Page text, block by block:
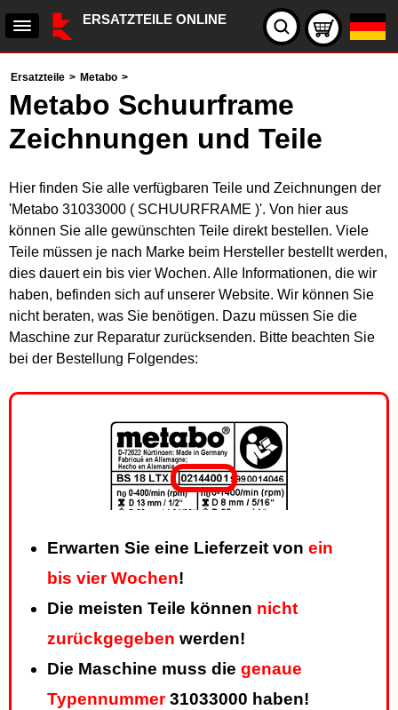
ERSATZTEILE ONLINE
Ersatzteile > Metabo >
Metabo Schuurframe
Zeichnungen und Teile
Hier finden Sie alle verfügbaren Teile und Zeichnungen der
'Metabo 31033000 ( SCHUURFRAME )'. Von hier aus
können Sie alle gewünschten Teile direkt bestellen. Viele
Teile müssen je nach Marke beim Hersteller bestellt werden,
dies dauert ein bis vier Wochen. Alle Informationen, die wir
haben, befinden sich auf unserer Website. Wir können Sie
nicht beraten, was Sie benötigen. Dazu müssen Sie die
Maschine zur Reparatur zurücksenden. Bitte beachten Sie
bei der Bestellung Folgendes:
Erwarten Sie eine Lieferzeit von ein
bis vier Wochen!
Die meisten Teile können nicht
zurückgegeben werden!
Die Maschine muss die genaue
Typennummer31033000 haben!